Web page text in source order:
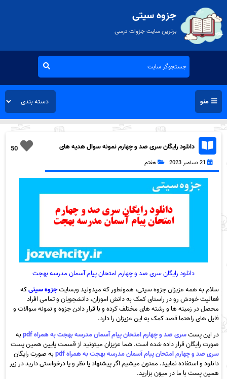
جزوه سیتی
برترین سایت جزوات درسی
منو
50
دانلود رایگان سری صد و چهارم نمونه سوال هدیه های
آسمان هفتم به همراه pdf
21 دسامبر 2023 هفتم
دانلود رایگان سری صد و چهارم امتحان پیام آسمان مدرسه بهجت
سلام به همه عزیزان جزوه سیتی، همونطور که میدونید وبسایتجزوه سیتیکه
فعالیت خودش رو در راستای کمک به دانش اموزان، دانشجویان و تمامی افراد
محصل در زمینه ها و رشته های مختلف کرده و با قرار دادن جزوه و نمونه سوالات و
فایل های راهنما قصد کمک به این عزیزان را دارد.
در این پستسری صد و چهارم امتحان پیام آسمان مدرسه بهجت به همراه pdf
به
صورت رایگان قرار داده شده است. شما عزیزان میتونید از قسمت پایین همین پست
سری صد و چهارم امتحان پیام آسمان مدرسه بهجت به همراه pdf
به صورت رایگان
دانلود و استفاده نمایید. ممنون میشیم اگر پیشنهاد یا نظر و یا درخواستی دارید در زیر
همین پست با ما در میون بزارید.